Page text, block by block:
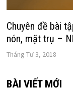
Chuyên đề bài
nón, mặt trụ –
Tháng Tư 3, 2018
BÀI VIẾT MỚI